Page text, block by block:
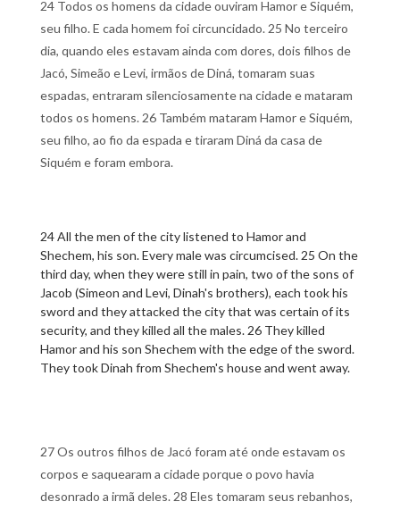
24 Todos os homens da cidade ouviram Hamor e Siquém,
seu filho. E cada homem foi circuncidado. 25 No terceiro
dia, quando eles estavam ainda com dores, dois filhos de
Jacó, Simeão e Levi, irmãos de Diná, tomaram suas
espadas, entraram silenciosamente na cidade e mataram
todos os homens. 26 Também mataram Hamor e Siquém,
seu filho, ao fio da espada e tiraram Diná da casa de
Siquém e foram embora.
24 All the men of the city listened to Hamor and
Shechem, his son. Every male was circumcised. 25 On the
third day, when they were still in pain, two of the sons of
Jacob (Simeon and Levi, Dinah's brothers), each took his
sword and they attacked the city that was certain of its
security, and they killed all the males. 26 They killed
Hamor and his son Shechem with the edge of the sword.
They took Dinah from Shechem's house and went away.
27 Os outros filhos de Jacó foram até onde estavam os
corpos e saquearam a cidade porque o povo havia
desonrado a irmã deles. 28 Eles tomaram seus rebanhos,